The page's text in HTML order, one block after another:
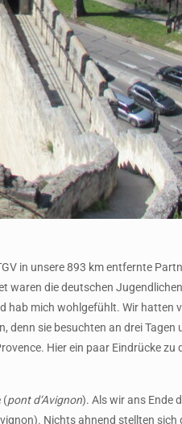
in unsere 893 km entfernte
waren die deutschen
mich wohlgefühlt. Wir hatten
denn sie besuchten an drei Tagen
Hier ein paar Eindrücke zu
(pont d‘Avignon). Als wir ans Ende
Nichts ahnend stellten